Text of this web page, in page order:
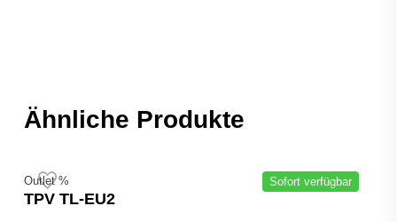
Ähnliche Produkte
Sofort verfügbar
Outlet %
TPV TL-EU2